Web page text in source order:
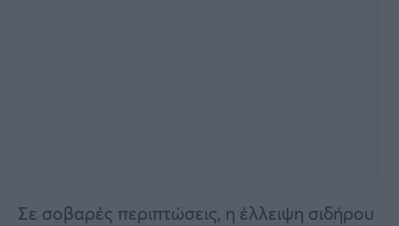
Σε σοβαρές περιπτώσεις, η έλλειψη σιδήρου